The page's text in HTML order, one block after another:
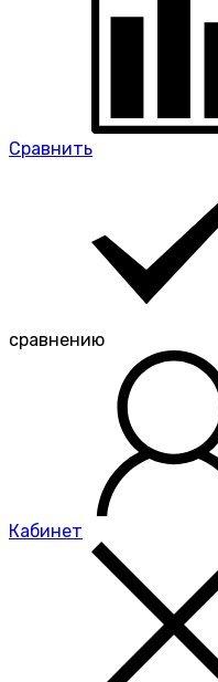
Сравнить
сравнению
Кабинет